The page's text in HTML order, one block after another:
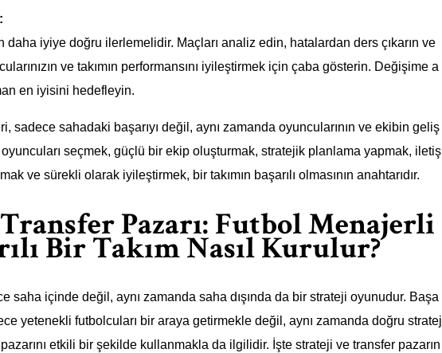
daha iyiye doğru ilerlemelidir. Maçları analiz edin, hatalardan ders çıkarın ve
ve takımın performansını iyileştirmek için çaba gösterin. Değişime a
en iyisini hedefleyin.
sadece sahadaki başarıyı değil, aynı zamanda oyuncularının ve ekibin geliş
seçmek, güçlü bir ekip oluşturmak, stratejik planlama yapmak, iletiş
ve sürekli olarak iyileştirmek, bir takımın başarılı olmasının anahtarıdır.
Pazarı: Futbol Menajerli
Bir Takım Nasıl Kurulur?
saha içinde değil, aynı zamanda saha dışında da bir strateji oyunudur. Başa
yetenekli futbolcuları bir araya getirmekle değil, aynı zamanda doğru stratej
etkili bir şekilde kullanmakla da ilgilidir. İşte strateji ve transfer pazarın